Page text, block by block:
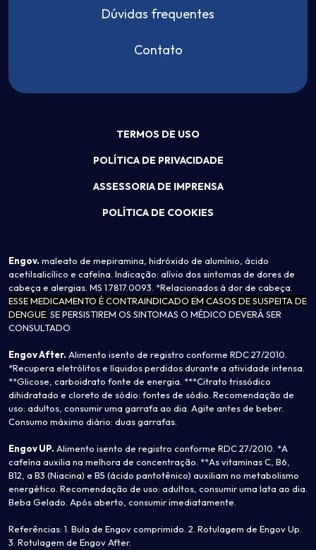
Dúvidas frequentes
Contato
TERMOS DE USO
POLÍTICA DE PRIVACIDADE
ASSESSORIA DE IMPRENSA
POLÍTICA DE COOKIES
Engov. maleato de mepiramina, hidróxido de alumínio, ácido
acetilsalicílico e cafeína. Indicação: alívio dos sintomas de dores de
cabeça e alergias. MS 1.7817.0093. *Relacionados à dor de cabeça.
ESSE MEDICAMENTO É CONTRAINDICADO EM CASOS DE SUSPEITA DE
DENGUE. SE PERSISTIREM OS SINTOMAS O MÉDICO DEVERÁ SER
CONSULTADO
Engov After. Alimento isento de registro conforme RDC 27/2010.
*Recupera eletrólitos e líquidos perdidos durante a atividade intensa.
**Glicose, carboidrato fonte de energia. ***Citrato trissódico
dihidratado e cloreto de sódio: fontes de sódio. Recomendação de
uso: adultos, consumir uma garrafa ao dia. Agite antes de beber.
Consumo máximo diário: duas garrafas.
Engov UP. Alimento isento de registro conforme RDC 27/2010. *A
cafeína auxilia na melhora de concentração. **As vitaminas C, B6,
B12, a B3 (Niacina) e B5 (ácido pantotênico) auxiliam no metabolismo
energético. Recomendação de uso: adultos, consumir uma lata ao dia.
Beba Gelado. Após aberto, consumir imediatamente.
Referências: 1. Bula de Engov comprimido. 2. Rotulagem de Engov Up.
3. Rotulagem de Engov After.